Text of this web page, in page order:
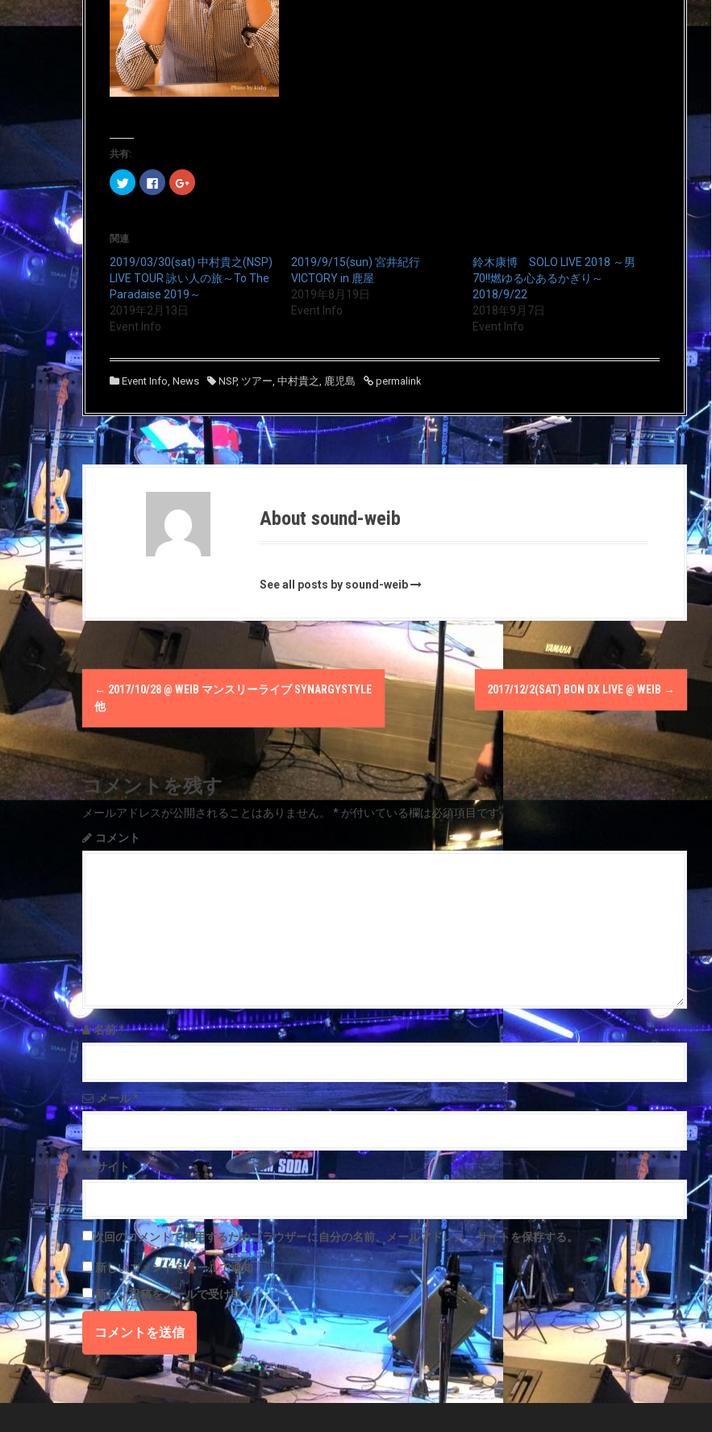
共有:
ク
リ
i
t
t
e
r
で
共
有
い
ィ
ウ
で
開
き
ま
す
F
a
で
共
有
す
る
に
は
ク
し
く
い
(
し
い
ウ
ド
開
き
ま
す
ク
リ
o
g
e
+
い
ィ
ウ
で
開
き
ま
す
関連
2019/03/30(sat) 中村貴之(NSP)
LIVE TOUR 詠い人の旅～To The
Paradaise 2019～
2019年2月13日
Event Info
2019/9/15(sun) 宮井紀行
VICTORY in 鹿屋
2019年8月19日
Event Info
鈴木康博 SOLO LIVE 2018 ～男
70!!燃ゆる心あるかぎり～
2018/9/22
2018年9月7日
Event Info
Event Info, News NSP, ツアー, 中村貴之, 鹿児島 permalink
About sound-weib
See all posts by sound-weib
P
o
s
t
n
a
i
a
t
i
n
← 2017/10/28 @ WEIΒ マンスリーライブ SYNARGYSTYLE
他
2017/12/2(SAT) BON DX LIVE @ WEIΒ →
コメントを残す
メールアドレスが公開されることはありません。 * が付いている欄は必須項目です
コメント
名前*
メール*
サイト
次回のコメントで使用するためブラウザーに自分の名前、メールアドレス、サイトを保存する。
新しいコメントをメールで通知
新しい投稿をメールで受け取る